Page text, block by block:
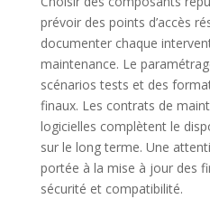
prévoir des points d’accès
documenter chaque
maintenance. Le
scénarios tests et des
finaux. Les contrats de
logicielles complètent le
sur le long terme. Une
portée à la mise à jour des
sécurité et compatibilité.